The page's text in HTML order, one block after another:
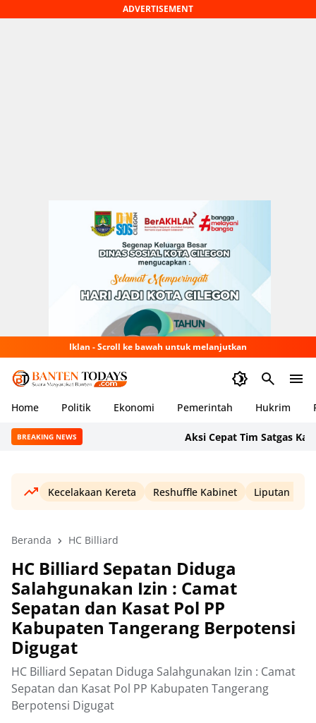
ADVERTISEMENT
Iklan - Scroll ke bawah untuk melanjutkan
Home Politik Ekonomi Pemerintah Hukrim
BREAKING NEWS Aksi Cepat Tim Satgas
Kecelakaan Kereta Reshuffle Kabinet Liputan Haji
Beranda HC Billiard
HC Billiard Sepatan Diduga
Salahgunakan Izin : Camat
Sepatan dan Kasat Pol PP
Kabupaten Tangerang Berpotensi
Digugat
HC Billiard Sepatan Diduga Salahgunakan Izin : Camat
Sepatan dan Kasat Pol PP Kabupaten Tangerang
Berpotensi Digugat